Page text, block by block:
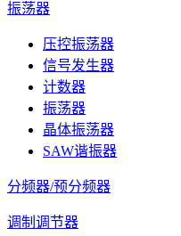
振荡器
压控振荡器
信号发生器
计数器
振荡器
晶体振荡器
SAW谐振器
分频器/预分频器
调制调节器